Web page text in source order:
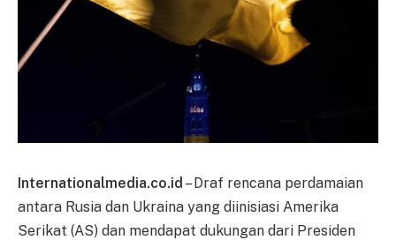
Internationalmedia.co.id – Draf rencana perdamaian
antara Rusia dan Ukraina yang diinisiasi Amerika
Serikat (AS) dan mendapat dukungan dari Presiden